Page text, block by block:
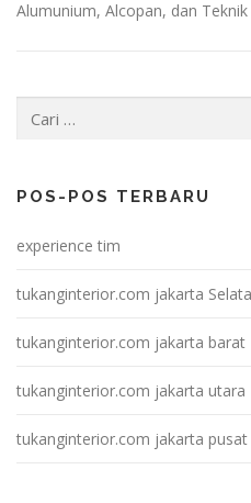
Alumunium, Alcopan, dan
POS-POS TERBARU
experience tim
tukanginterior.com jakarta
tukanginterior.com jakarta barat
tukanginterior.com jakarta utara
tukanginterior.com jakarta pusat